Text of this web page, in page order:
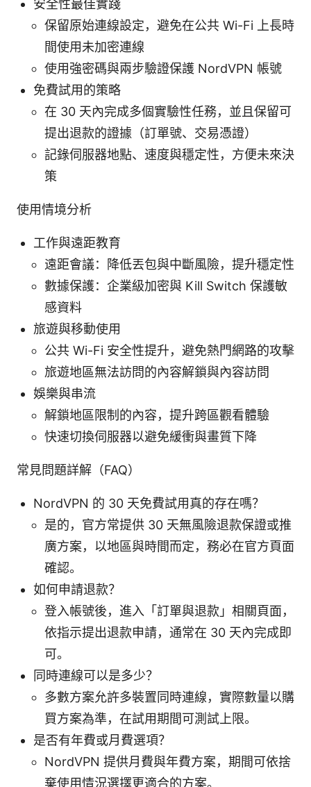
安全性最佳實踐
保留原始連線設定，避免在公共 Wi-Fi 上長時
間使用未加密連線
使用強密碼與兩步驗證保護 NordVPN 帳號
免費試用的策略
在 30 天內完成多個實驗性任務，並且保留可
提出退款的證據（訂單號、交易憑證）
記錄伺服器地點、速度與穩定性，方便未來決
策
使用情境分析
工作與遠距教育
遠距會議：降低丟包與中斷風險，提升穩定性
數據保護：企業級加密與 Kill Switch 保護敏
感資料
旅遊與移動使用
公共 Wi-Fi 安全性提升，避免熱門網路的攻擊
旅遊地區無法訪問的內容解鎖與內容訪問
娛樂與串流
解鎖地區限制的內容，提升跨區觀看體驗
快速切換伺服器以避免緩衝與畫質下降
常見問題詳解（FAQ）
NordVPN 的 30 天免費試用真的存在嗎？
是的，官方常提供 30 天無風險退款保證或推
廣方案，以地區與時間而定，務必在官方頁面
確認。
如何申請退款？
登入帳號後，進入「訂單與退款」相關頁面，
依指示提出退款申請，通常在 30 天內完成即
可。
同時連線可以是多少？
多數方案允許多裝置同時連線，實際數量以購
買方案為準，在試用期間可測試上限。
是否有年費或月費選項？
NordVPN 提供月費與年費方案，期間可依捨
棄使用情況選擇更適合的方案。